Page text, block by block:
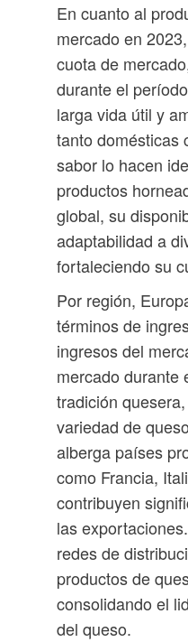
En cuanto al
mercado en
cuota de
durante el
larga vida útil y
tanto domésticas
sabor lo hacen
productos
global, su
adaptabilidad a
fortaleciendo su
Por región,
términos de
ingresos del
mercado durante
tradición
variedad de
alberga países
como Francia,
contribuyen
las
redes de
productos de
consolidando el
del queso.